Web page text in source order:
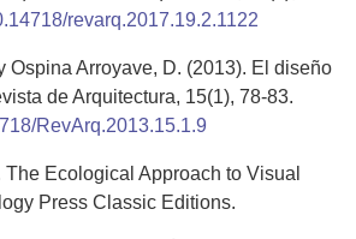
revarq.2017.19.2.1122
Ospina Arroyave, D. (2013). El diseño
de Arquitectura, 15(1), 78-83.
RevArq.2013.15.1.9
Ecological Approach to Visual
Press Classic Editions.